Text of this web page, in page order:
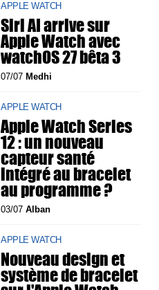
APPLE WATCH
Siri AI arrive sur
Apple Watch avec
watchOS 27 bêta 3
07/07 Medhi
APPLE WATCH
Apple Watch Series
12 : un nouveau
capteur santé
intégré au bracelet
au programme ?
03/07Alban
APPLE WATCH
Nouveau design et
système de bracelet